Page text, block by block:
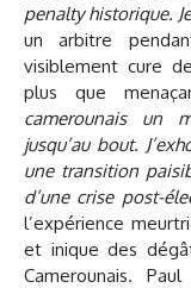
penalty historique.
un arbitre
visiblement cure
plus que
camerounais un
jusqu’au bout.
une transition
d’une crise post-
l’expérience
et inique des
Camerounais.